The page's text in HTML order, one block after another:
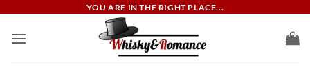
YOU ARE IN THE RIGHT PLACE...